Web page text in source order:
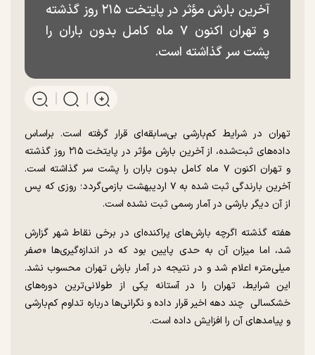
آخرین بارش مؤثر در پایتخت ۲۱۵ روز گذشته
و تهران اکنون ۷ ماه کامل بدون باران را
پشت سر گذاشته است.
تهران در شرایط کم‌بارشی بی‌سابقه‌ای قرار گرفته است. براساس
داده‌های ثبت‌شده، از آخرین بارش مؤثر در پایتخت ۲۱۵ روز گذشته
و تهران اکنون ۷ ماه کامل بدون باران را پشت سر گذاشته است.
آخرین بارندگی ثبت شده به ۷ اردیبهشت بازمی‌گردد؛ روزی که پس
از آن دیگر بارشی در آمار رسمی ثبت نشده است.
هفته گذشته اگرچه بارش‌های پراکنده‌ای در برخی نقاط شهر گزارش
شد، اما میزان آن به حدی پایین بود که در اندازه‌گیری‌ها «صفر
میلی‌متر» اعلام شد و در نتیجه در آمار بارش تهران محسوب نشد.
این شرایط، تهران را در آستانه یکی از طولانی‌ترین دوره‌های
خشکسالی چند دهه اخیر قرار داده و نگرانی‌ها درباره تداوم کم‌بارشی
و پیامدهای آن را افزایش داده است.